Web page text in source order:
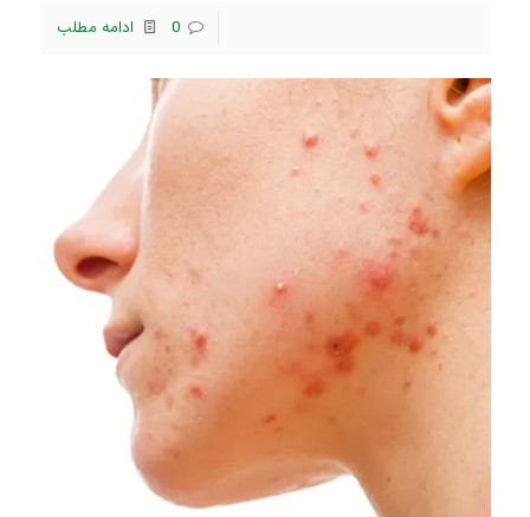
0 ادامه مطلب